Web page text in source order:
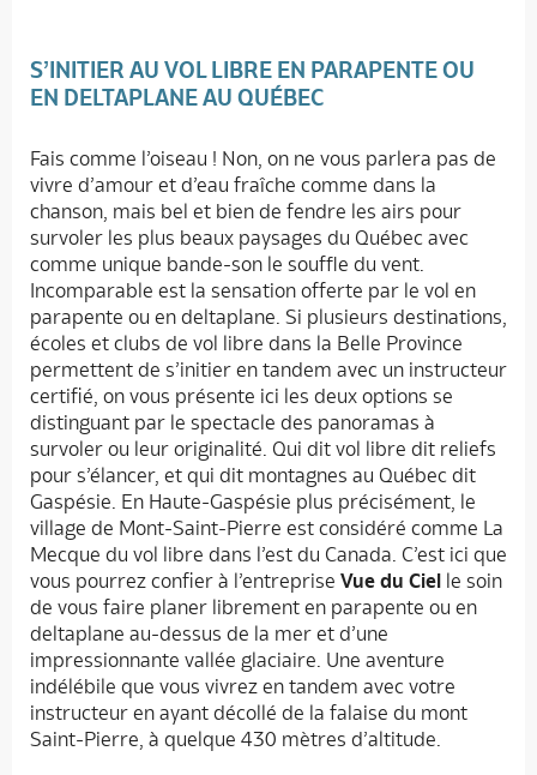
S’INITIER AU VOL LIBRE EN PARAPENTE OU
EN DELTAPLANE AU QUÉBEC
Fais comme l’oiseau ! Non, on ne vous parlera pas de
vivre d’amour et d’eau fraîche comme dans la
chanson, mais bel et bien de fendre les airs pour
survoler les plus beaux paysages du Québec avec
comme unique bande-son le souffle du vent.
Incomparable est la sensation offerte par le vol en
parapente ou en deltaplane. Si plusieurs destinations,
écoles et clubs de vol libre dans la Belle Province
permettent de s’initier en tandem avec un instructeur
certifié, on vous présente ici les deux options se
distinguant par le spectacle des panoramas à
survoler ou leur originalité. Qui dit vol libre dit reliefs
pour s’élancer, et qui dit montagnes au Québec dit
Gaspésie. En Haute-Gaspésie plus précisément, le
village de Mont-Saint-Pierre est considéré comme La
Mecque du vol libre dans l’est du Canada. C’est ici que
vous pourrez confier à l’entreprise Vue du Ciel le soin
de vous faire planer librement en parapente ou en
deltaplane au-dessus de la mer et d’une
impressionnante vallée glaciaire. Une aventure
indélébile que vous vivrez en tandem avec votre
instructeur en ayant décollé de la falaise du mont
Saint-Pierre, à quelque 430 mètres d’altitude.